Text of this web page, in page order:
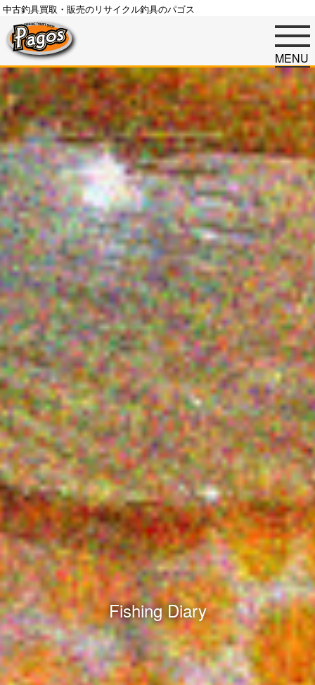
中古釣具買取・販売のリサイクル釣具のパゴス
MENU
Fishing Diary